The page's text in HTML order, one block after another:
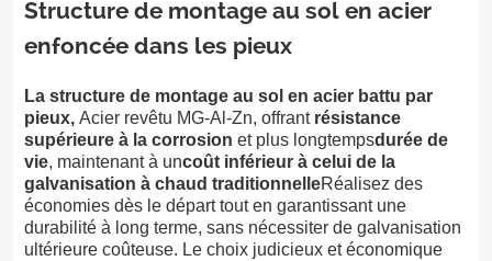
Structure de montage au sol en acier
enfoncée dans les pieux
La structure de montage au sol en acier battu par
pieux, Acier revêtu MG-Al-Zn, offrant résistance
supérieure à la corrosion et plus longtempsdurée de
vie, maintenant à uncoût inférieur à celui de la
galvanisation à chaud traditionnelleRéalisez des
économies dès le départ tout en garantissant une
durabilité à long terme, sans nécessiter de galvanisation
ultérieure coûteuse. Le choix judicieux et économique